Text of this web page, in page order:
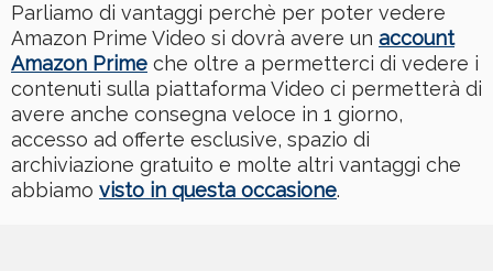
Parliamo di vantaggi perchè per poter vedere
Amazon Prime Video si dovrà avere un account
Amazon Prime che oltre a permetterci di vedere i
contenuti sulla piattaforma Video ci permetterà di
avere anche consegna veloce in 1 giorno,
accesso ad offerte esclusive, spazio di
archiviazione gratuito e molte altri vantaggi che
abbiamo visto in questa occasione.